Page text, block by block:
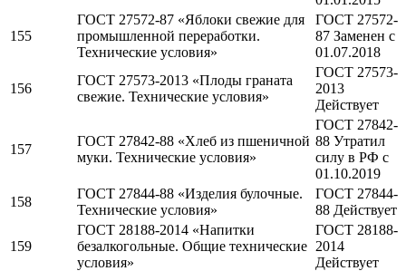
155
ГОСТ 27572-87 «Яблоки свежие для
промышленной переработки.
Технические условия»
ГОСТ 27572-
87 Заменен c
01.07.2018
156
ГОСТ 27573-2013 «Плоды граната
свежие. Технические условия»
ГОСТ 27573-
2013
Действует
157
ГОСТ 27842-88 «Хлеб из пшеничной
муки. Технические условия»
ГОСТ 27842-
88 Утратил
силу в РФ c
01.10.2019
158
ГОСТ 27844-88 «Изделия булочные.
Технические условия»
ГОСТ 27844-
88 Действует
159
ГОСТ 28188-2014 «Напитки
безалкогольные. Общие технические
условия»
ГОСТ 28188-
2014
Действует